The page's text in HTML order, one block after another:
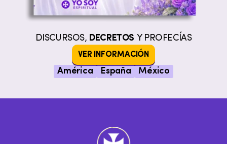
DISCURSOS, DECRETOS Y PROFECÍAS
VER INFORMACIÓN
América España México